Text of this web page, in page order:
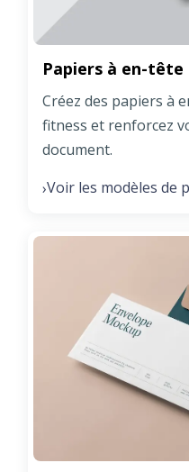
Papiers à en-tête
Créez des papiers à
fitness et renforcez
document.
›Voir les modèles de